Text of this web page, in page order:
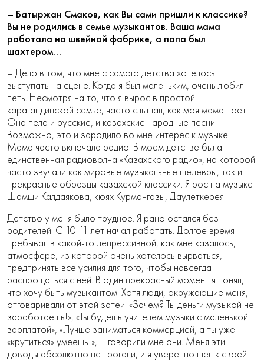
– Батыржан Смаков, как Вы сами пришли к классике?
Вы не родились в семье музыкантов. Ваша мама
работала на швейной фабрике, а папа был
шахтером…
– Дело в том, что мне с самого детства хотелось
выступать на сцене. Когда я был маленьким, очень любил
петь. Несмотря на то, что я вырос в простой
карагандинской семье, часто слышал, как моя мама поет.
Она пела и русские, и казахские народные песни.
Возможно, это и зародило во мне интерес к музыке.
Мама часто включала радио. В моем детстве была
единственная радиоволна «Казахского радио», на которой
часто звучали как мировые музыкальные шедевры, так и
прекрасные образцы казахской классики. Я рос на музыке
Шамши Калдаякова, кюях Курмангазы, Даулеткерея.
Детство у меня было трудное. Я рано остался без
родителей. С 10-11 лет начал работать. Долгое время
пребывал в какой-то депрессивной, как мне казалось,
атмосфере, из которой очень хотелось вырваться,
предпринять все усилия для того, чтобы навсегда
распрощаться с ней. В один прекрасный момент я понял,
что хочу быть музыкантом. Хотя люди, окружающие меня,
отговаривали от этой затеи. «Зачем? Ты деньги музыкой не
заработаешь!», «Ты будешь учителем музыки с маленькой
зарплатой», «Лучше заниматься коммерцией, а ты уже
«крутиться» умеешь!», – говорили мне они. Меня эти
доводы абсолютно не трогали, и я уверенно шел к своей